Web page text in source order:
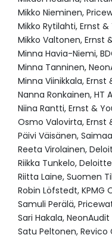
Mikko Nieminen,
Mikko Rytilahti, Ernst
Mikko Valtonen, Ernst
Minna Havia-Niemi,
Minna Tanninen,
Minna Viinikkala, Ernst
Nanna Ronkainen, HT
Niina Rantti, Ernst &
Osmo Valovirta, Ernst
Päivi Väisänen,
Reeta Virolainen,
Riikka Tunkelo,
Riitta Laine, Suomen
Robin Löfstedt, KPMG
Samuli Perälä,
Sari Hakala,
Satu Peltonen,